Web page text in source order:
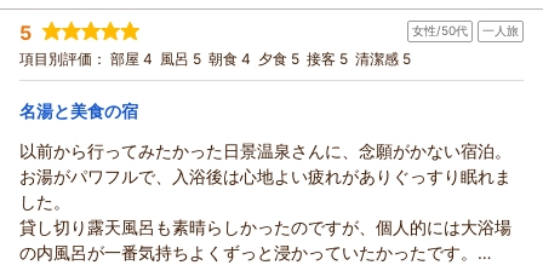
投稿者： ぶるーさん(女性/30代)
宿泊プラン： ◆ ひとり旅 満喫プラン・夕食グレードアップ ◆ 秘湯と
贅沢な食をゆったり愉しむ大人の醍醐味
シングル 朝・夕
宿泊価格帯： 28,001～29,000円(大人一人あたり/税込)
5 女性/50代 一人旅
項目別評価： 部屋 4 風呂 5 朝食 4 夕食 5 接客 5 清潔感 5
名湯と美食の宿
以前から行ってみたかった日景温泉さんに、念願がかない宿泊。
お湯がパワフルで、入浴後は心地よい疲れがありぐっすり眠れま
した。
貸し切り露天風呂も素晴らしかったのですが、個人的には大浴場
の内風呂が一番気持ちよくずっと浸かっていたかったです。